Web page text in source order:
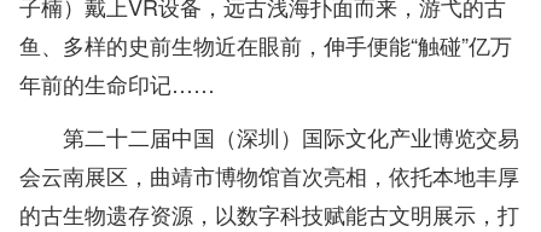
子楠）戴上VR设备，远古浅海扑面而来，游弋的古
鱼、多样的史前生物近在眼前，伸手便能“触碰”亿万
年前的生命印记……
第二十二届中国（深圳）国际文化产业博览交易
会云南展区，曲靖市博物馆首次亮相，依托本地丰厚
的古生物遗存资源，以数字科技赋能古文明展示，打